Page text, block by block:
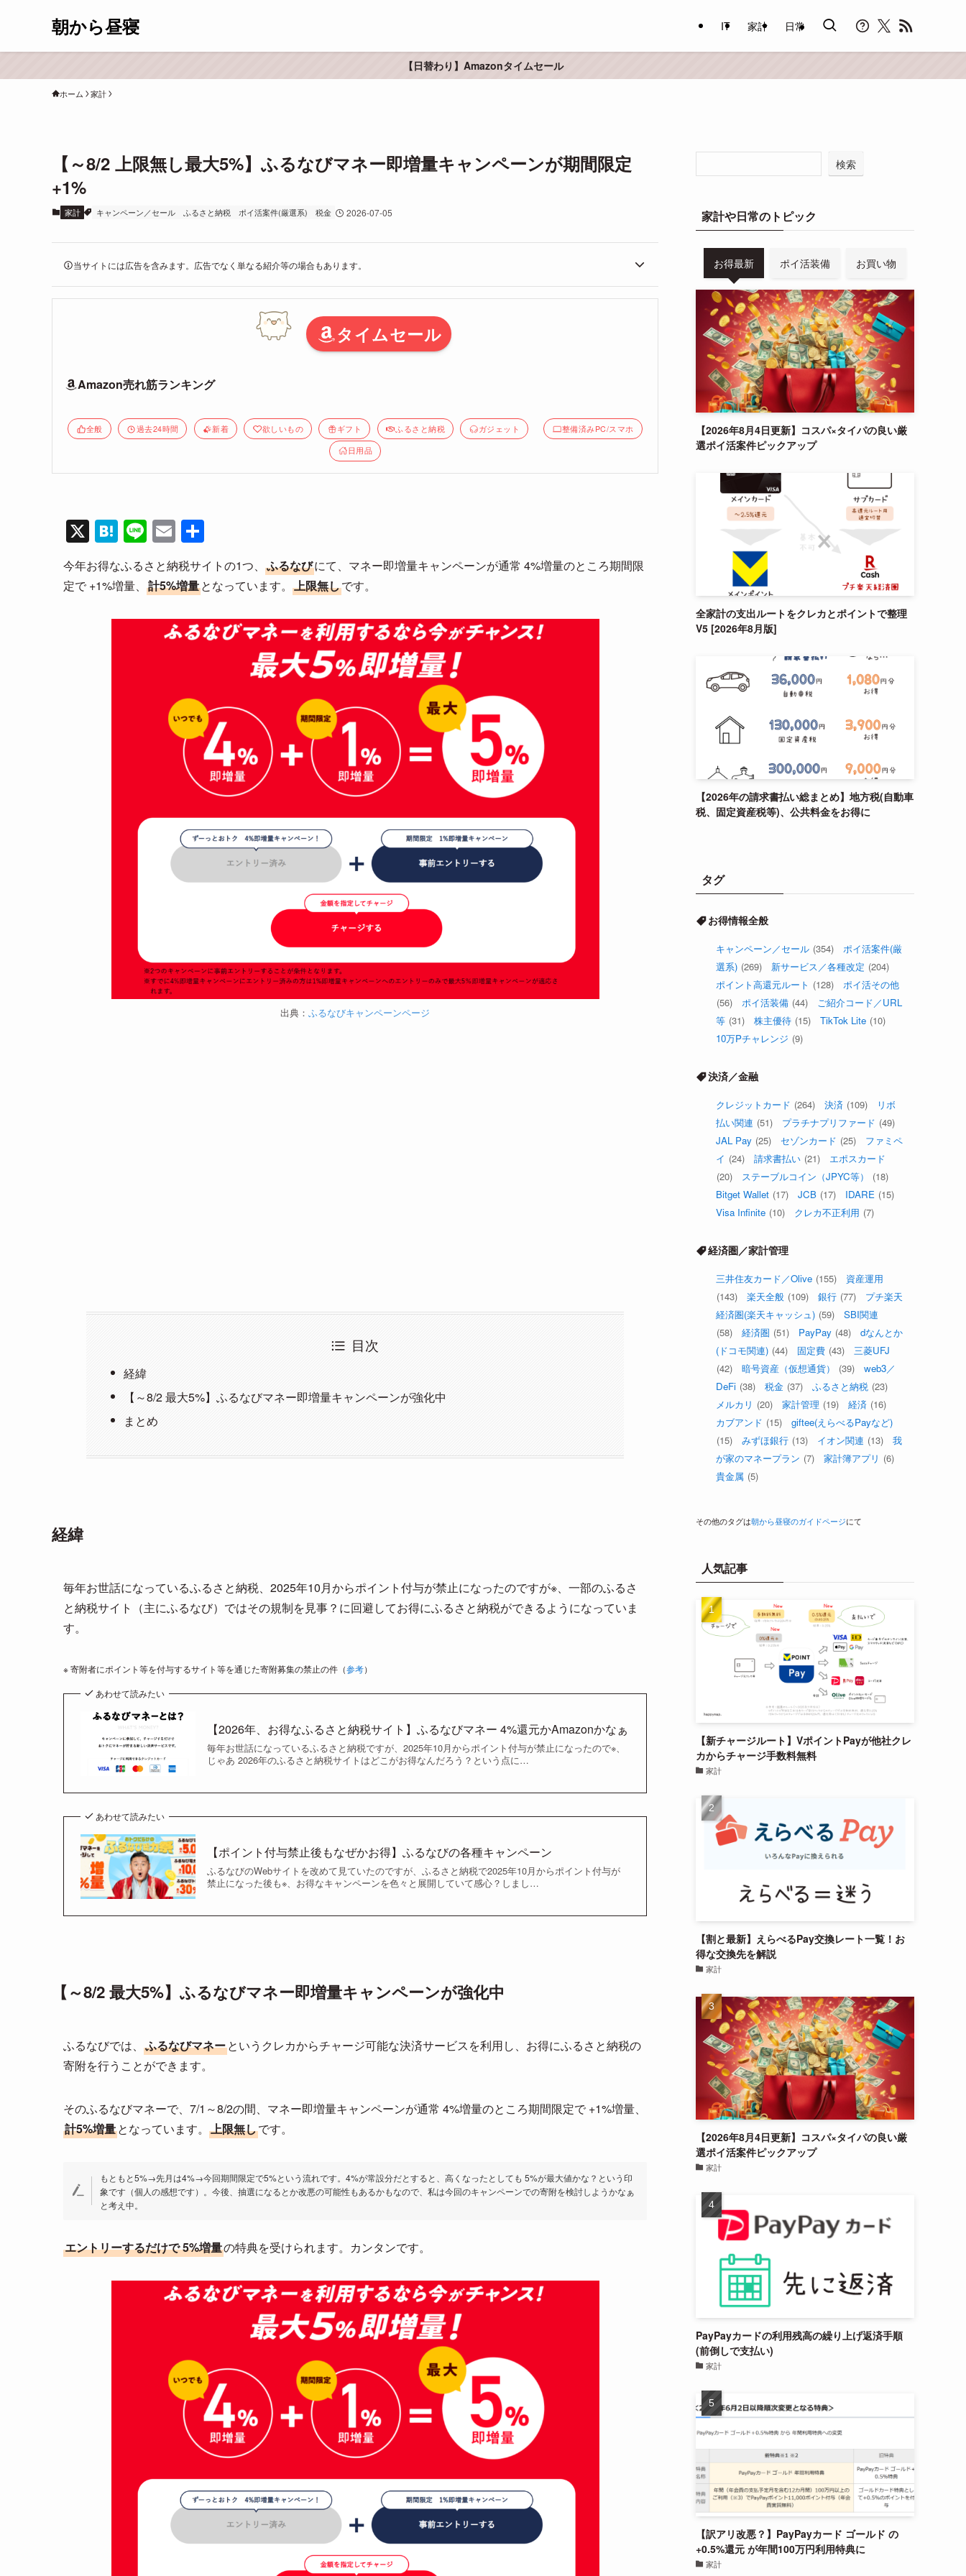
朝から昼寝 IT 家計 日常
【日替わり】Amazonタイムセール
ホーム 家計
【～8/2 上限無し最大5%】ふるなびマネー即増量キャンペーンが期間限定
+1%
家計 キャンペーン／セール ふるさと納税 ポイ活案件(厳選系) 税金 2026-07-05
当サイトには広告を含みます。広告でなく単なる紹介等の場合もあります。
タイムセール
Amazon売れ筋ランキング
全般 過去24時間 新着 欲しいもの ギフト ふるさと納税 ガジェット 整備済みPC/スマホ
日用品
X H
at
e
n
a
Li
n
e
E
m
ail
有
今年お得なふるさと納税サイトの1つ、 ふるなびにて、マネー即増量キャンペーンが通常 4%増量のところ期間限
定で +1%増量、 計5%増量となっています。 上限無しです。
出典： ふるなびキャンペーンページ
目次
経緯
【～8/2 最大5%】ふるなびマネー即増量キャンペーンが強化中
まとめ
経緯
毎年お世話になっているふるさと納税、2025年10月からポイント付与が禁止になったのですが※、一部のふるさ
と納税サイト（主にふるなび）ではその規制を見事？に回避してお得にふるさと納税ができるようになっていま
す。
※ 寄附者にポイント等を付与するサイト等を通じた寄附募集の禁止の件（参考）
あわせて読みたい
【2026年、お得なふるさと納税サイト】ふるなびマネー 4%還元かAmazonかなぁ
毎年お世話になっているふるさと納税ですが、2025年10月からポイント付与が禁止になったので※、
じゃあ 2026年のふるさと納税サイトはどこがお得なんだろう？という点に…
あわせて読みたい
【ポイント付与禁止後もなぜかお得】ふるなびの各種キャンペーン
ふるなびのWebサイトを改めて見ていたのですが、ふるさと納税で2025年10月からポイント付与が
禁止になった後も※、お得なキャンペーンを色々と展開していて感心？しまし…
【～8/2 最大5%】ふるなびマネー即増量キャンペーンが強化中
ふるなびでは、 ふるなびマネーというクレカからチャージ可能な決済サービスを利用し、お得にふるさと納税の
寄附を行うことができます。
そのふるなびマネーで、7/1～8/2の間、マネー即増量キャンペーンが通常 4%増量のところ期間限定で +1%増量、
計5%増量となっています。 上限無しです。
もともと5%→先月は4%→今回期間限定で5%という流れです。4%が常設分だとすると、高くなったとしても 5%が最大値かな？という印
象です（個人の感想です）。今後、抽選になるとか改悪の可能性もあるかもなので、私は今回のキャンペーンでの寄附を検討しようかなぁ
と考え中。
エントリーするだけで 5%増量の特典を受けられます。カンタンです。
検索
家計や日常のトピック
お得最新 ポイ活装備 お買い物
【2026年8月4日更新】コスパ×タイパの良い厳
選ポイ活案件ピックアップ
全家計の支出ルートをクレカとポイントで整理
V5 [2026年8月版]
【2026年の請求書払い総まとめ】地方税(自動車
税、固定資産税等)、公共料金をお得に
タグ
お得情報全般
キャンペーン／セール (354)
ポイ活案件(厳
選系) (269) 新サービス／各種改定 (204)
ポイント高還元ルート (128)
ポイ活その他
(56)
ポイ活装備 (44)
ご紹介コード／URL
等 (31) 株主優待 (15) TikTok Lite (10)
10万Pチャレンジ (9)
決済／金融
クレジットカード (264) 決済 (109)
リボ
払い関連 (51) プラチナプリファード (49)
JAL Pay (25) セゾンカード (25)
ファミペ
イ (24) 請求書払い (21)
エポスカード
(20)
ステーブルコイン（JPYC等）
(18)
Bitget Wallet (17) JCB (17) IDARE (15)
Visa Infinite (10) クレカ不正利用 (7)
経済圏／家計管理
三井住友カード／Olive (155)
資産運用
(143)
楽天全般 (109) 銀行 (77)
プチ楽天
経済圏(楽天キャッシュ) (59)
SBI関連
(58)
経済圏 (51) PayPay (48)
dなんとか
(ドコモ関連) (44) 固定費 (43)
三菱UFJ
(42)
暗号資産（仮想通貨） (39)
web3／
DeFi (38) 税金 (37) ふるさと納税 (23)
メルカリ (20) 家計管理 (19) 経済 (16)
カブアンド (15)
giftee(えらべるPayなど)
(15)
みずほ銀行 (13) イオン関連 (13)
我
が家のマネープラン (7) 家計簿アプリ (6)
貴金属 (5)
その他のタグは朝から昼寝のガイドページにて
人気記事
【新チャージルート】VポイントPayが他社クレ
カからチャージ手数料無料
家計
【割と最新】えらべるPay交換レート一覧！お
得な交換先を解説
家計
【2026年8月4日更新】コスパ×タイパの良い厳
選ポイ活案件ピックアップ
家計
PayPayカードの利用残高の繰り上げ返済手順
(前倒しで支払い)
家計
【訳アリ改悪？】PayPayカード ゴールド の
+0.5%還元 が年間100万円利用特典に
家計